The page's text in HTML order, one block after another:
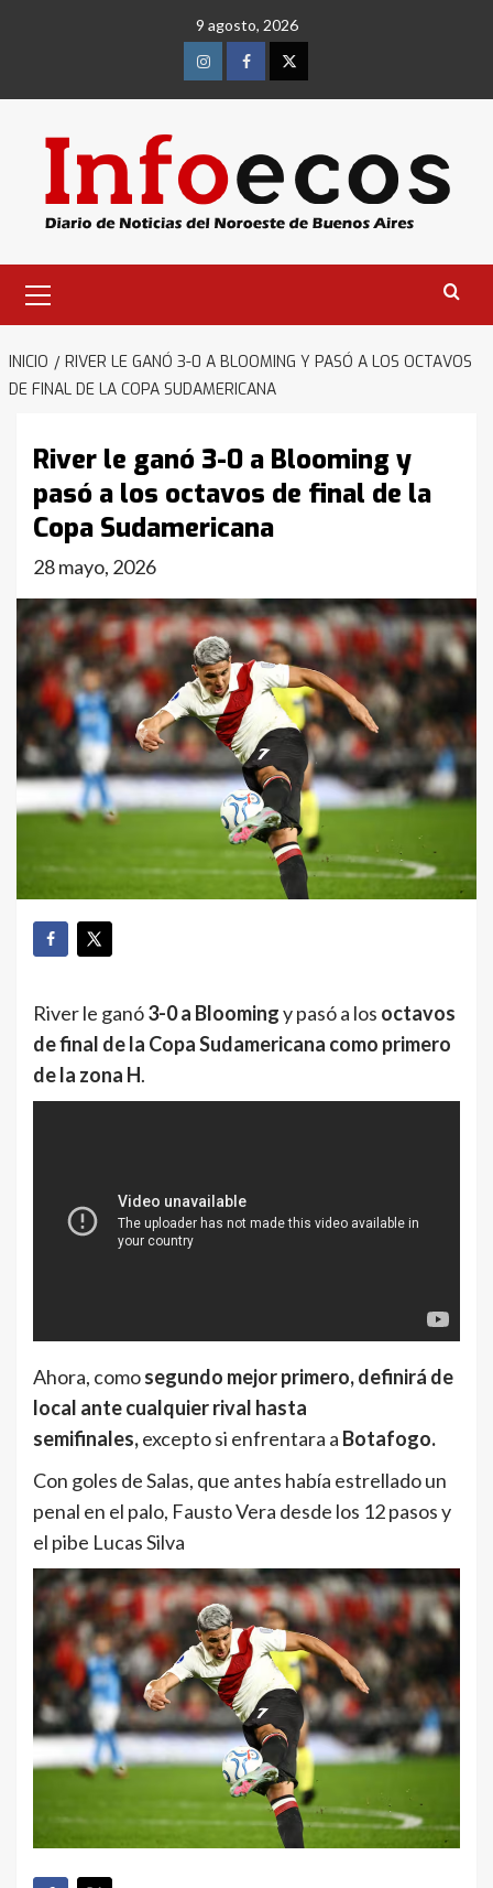
9 agosto, 2026
InstagramFacebookTwitter
primario
INICIO
RIVER LE GANÓ 3-0 A BLOOMING Y PASÓ A LOS OCTAVOS
DE FINAL DE LA COPA SUDAMERICANA
River le ganó 3-0 a Blooming y
pasó a los octavos de final de la
Copa Sudamericana
28 mayo, 2026
River le ganó3-0 a Bloomingy pasó a los octavos
de final de la Copa Sudamericana como primero
de la zona H.
Ahora, comosegundo mejor primero, definirá de
local ante cualquier rival hasta
semifinales,excepto si enfrentara a Botafogo.
Con goles de Salas, que antes había estrellado un
penal en el palo, Fausto Vera desde los 12 pasos y
el pibe Lucas Silva